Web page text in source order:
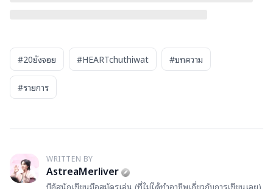
#20ยังจอย #HEARTchuthiwat
#บทความ
#รายการ
A
WRITTEN BY
AstreaMerliver